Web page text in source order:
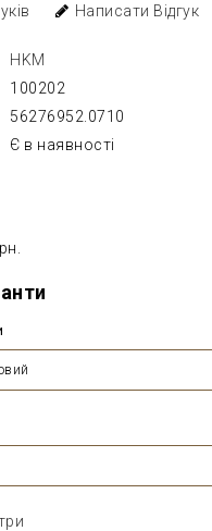
Написати Відгук
HKM
100202
56276952.0710
Є в наявності